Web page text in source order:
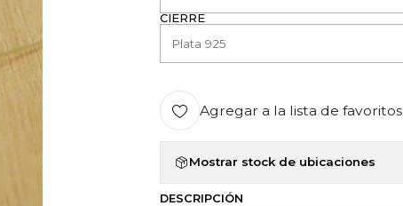
CIERRE
Agregar a la lista de favoritos
Mostrar stock de ubicaciones
DESCRIPCIÓN